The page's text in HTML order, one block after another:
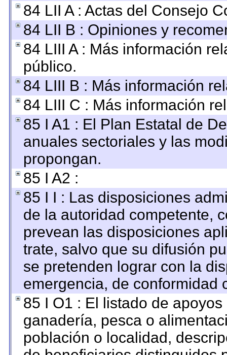
84 LII A : Actas del Consejo
84 LII B : Opiniones y
84 LIII A : Más información
público.
84 LIII B : Más información
84 LIII C : Más información
85 I A1 : El Plan Estatal de
anuales sectoriales y las
propongan.
85 I A2 :
85 I I : Las disposiciones
de la autoridad competente,
prevean las disposiciones
trate, salvo que su difusión
se pretenden lograr con la
emergencia, de conformidad
85 I O1 : El listado de
ganadería, pesca o
población o localidad,